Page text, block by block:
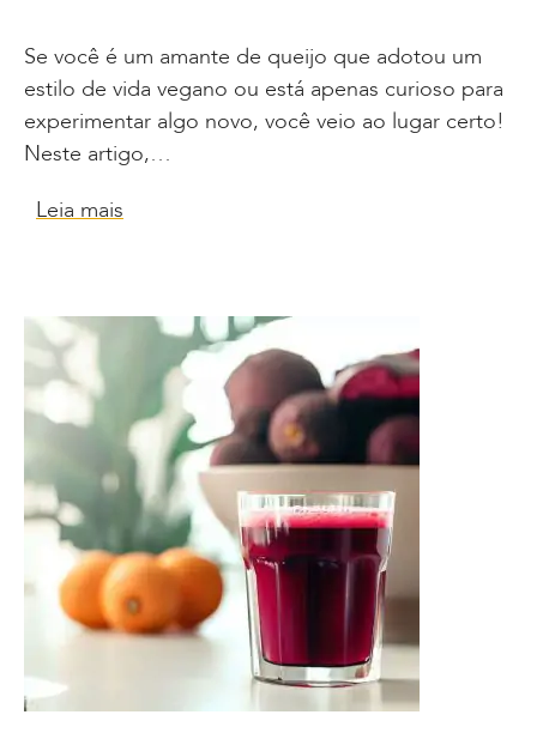
Se você é um amante de queijo que adotou um
estilo de vida vegano ou está apenas curioso para
experimentar algo novo, você veio ao lugar certo!
Neste artigo,…
Leia mais